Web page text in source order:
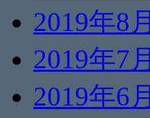
2019年8月
2019年7月
2019年6月